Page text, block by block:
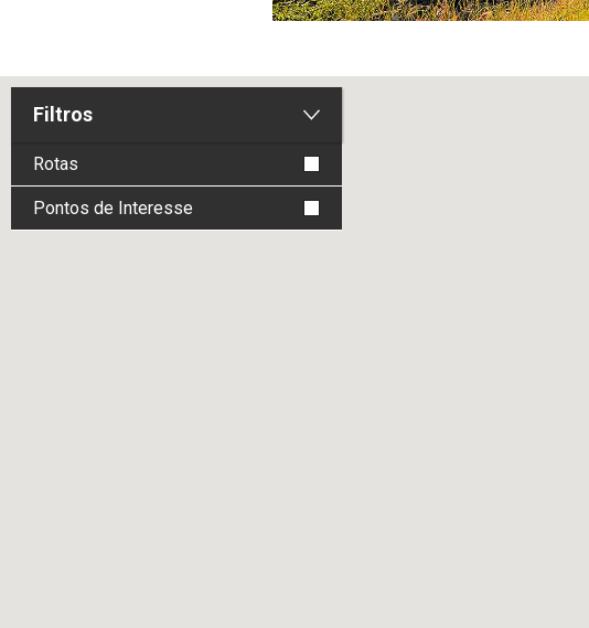
Filtros
Rotas
Pontos de Interesse